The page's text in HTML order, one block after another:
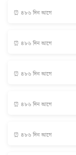
⏰ ৪৮৬ দিন আগে
⏰ ৪৮৬ দিন আগে
⏰ ৪৮৬ দিন আগে
⏰ ৪৮৬ দিন আগে
⏰ ৪৮৬ দিন আগে